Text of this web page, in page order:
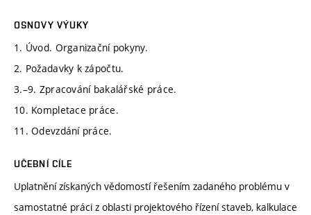
OSNOVY VÝUKY
1. Úvod. Organizační pokyny.
2. Požadavky k zápočtu.
3.–9. Zpracování bakalářské práce.
10. Kompletace práce.
11. Odevzdání práce.
UČEBNÍ CÍLE
Uplatnění získaných vědomostí řešením zadaného problému v
samostatné práci z oblasti projektového řízení staveb, kalkulace